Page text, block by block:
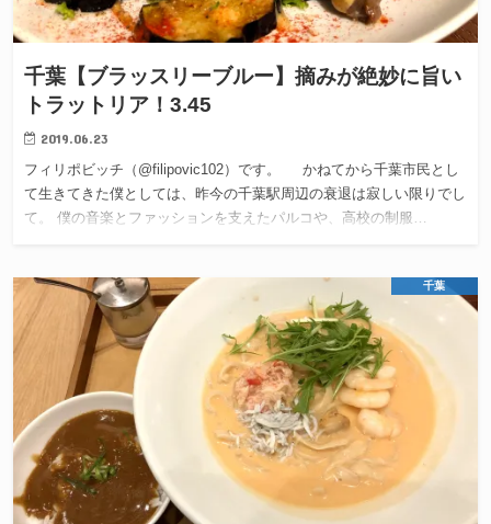
千葉【ブラッスリーブルー】摘みが絶妙に旨い
トラットリア！3.45
2019.06.23
フィリポビッチ（@filipovic102）です。 かねてから千葉市民とし
て生きてきた僕としては、昨今の千葉駅周辺の衰退は寂しい限りでし
て。 僕の音楽とファッションを支えたパルコや、高校の制服…
千葉